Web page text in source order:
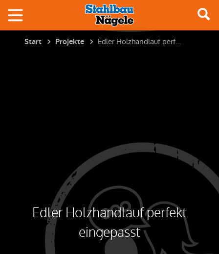
Start Projekte Edler Holzhandlauf perfekt eingepasst
Edler Holzhandlauf perfekt
eingepasst